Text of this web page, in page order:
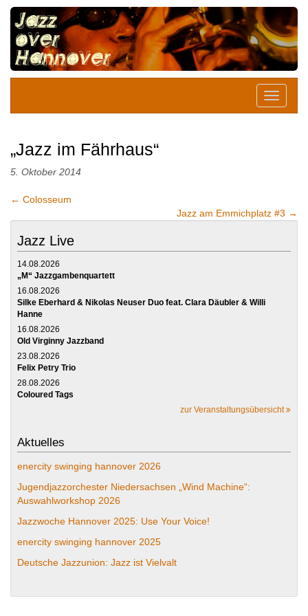
„Jazz im Fährhaus“
5. Oktober 2014
← Colosseum
Jazz am Emmichplatz #3 →
Jazz Live
14.08.2026
„M“ Jazzgambenquartett
16.08.2026
Silke Eberhard & Nikolas Neuser Duo feat. Clara Däubler & Willi
Hanne
16.08.2026
Old Virginny Jazzband
23.08.2026
Felix Petry Trio
28.08.2026
Coloured Tags
zur Veranstaltungsübersicht
Aktuelles
enercity swinging hannover 2026
Jugendjazzorchester Niedersachsen „Wind Machine“:
Auswahlworkshop 2026
Jazzwoche Hannover 2025: Use Your Voice!
enercity swinging hannover 2025
Deutsche Jazzunion: Jazz ist Vielvalt